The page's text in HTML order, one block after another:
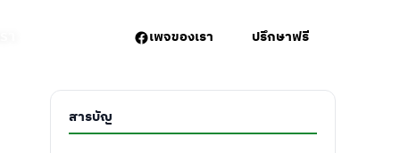
เพจของเรา ปรึกษาฟรี
สารบัญ